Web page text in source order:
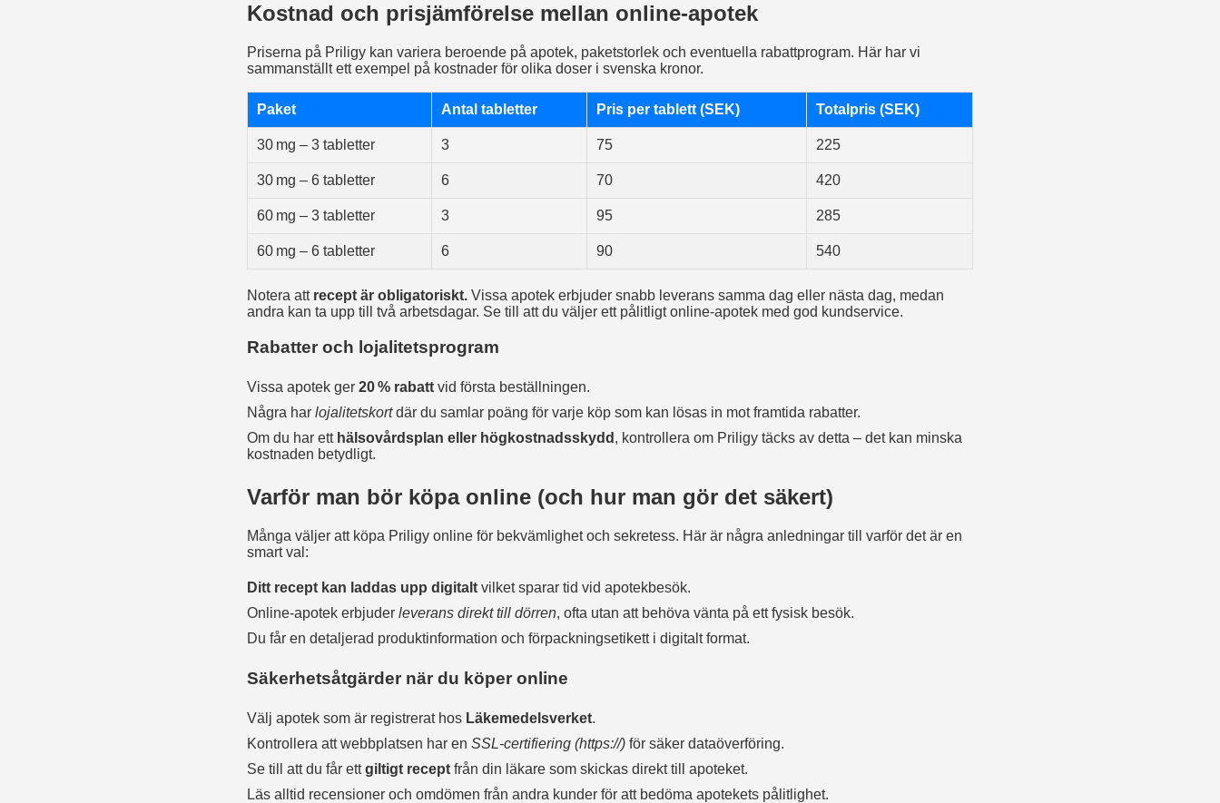
Kostnad och prisjämförelse mellan online‑apotek
Priserna på Priligy kan variera beroende på apotek, paketstorlek och eventuella rabattprogram. Här har vi
sammanställt ett exempel på kostnader för olika doser i svenska kronor.
Paket Antal tabletter Pris per tablett (SEK) Totalpris (SEK)
30 mg – 3 tabletter 3 75 225
30 mg – 6 tabletter 6 70 420
60 mg – 3 tabletter 3 95 285
60 mg – 6 tabletter 6 90 540
Notera att recept är obligatoriskt. Vissa apotek erbjuder snabb leverans samma dag eller nästa dag, medan
andra kan ta upp till två arbetsdagar. Se till att du väljer ett pålitligt online‑apotek med god kundservice.
Rabatter och lojalitetsprogram
Vissa apotek ger 20 % rabatt vid första beställningen.
Några har lojalitetskortdär du samlar poäng för varje köp som kan lösas in mot framtida rabatter.
Om du har ett hälsovårdsplan eller högkostnadsskydd , kontrollera om Priligy täcks av detta – det kan minska
kostnaden betydligt.
Varför man bör köpa online (och hur man gör det säkert)
Många väljer att köpa Priligy online för bekvämlighet och sekretess. Här är några anledningar till varför det är en
smart val:
Ditt recept kan laddas upp digitalt vilket sparar tid vid apotekbesök.
Online‑apotek erbjuder leverans direkt till dörren, ofta utan att behöva vänta på ett fysisk besök.
Du får en detaljerad produktinformation och förpackningsetikett i digitalt format.
Säkerhetsåtgärder när du köper online
Välj apotek som är registrerat hos Läkemedelsverket.
Kontrollera att webbplatsen har en SSL-certifiering (https://) för säker dataöverföring.
Se till att du får ettgiltigt recept från din läkare som skickas direkt till apoteket.
Läs alltid recensioner och omdömen från andra kunder för att bedöma apotekets pålitlighet.